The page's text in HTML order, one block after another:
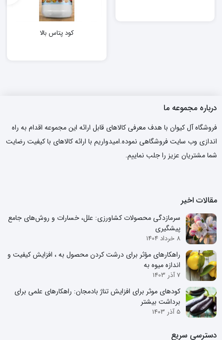
کود پتاس بالا
درباره مجموعه ما
فروشگاه آل کیوان با هدف معرفی کالاهای قابل ارائه این مجموعه اقدام به راه
اندازی وب سایت فروشگاهی نموده.امیدواریم با ارائه کالاهای با کیفیت رضایت
شما مشتریان عزیز را جلب نماییم.
مقالات اخیر
سرمازدگی محصولات کشاورزی: علل، خسارات و روش‌های جامع
پیشگیری
8 خرداد 1404
راهکارهای مؤثر برای درشت کردن محصول به ، افزایش کیفیت و
اندازه میوه به
7 آذر 1403
کودهای موثر برای افزایش تناژ بادمجان: راهکارهای علمی برای
برداشت بیشتر
5 آذر 1403
دسترسی سریع